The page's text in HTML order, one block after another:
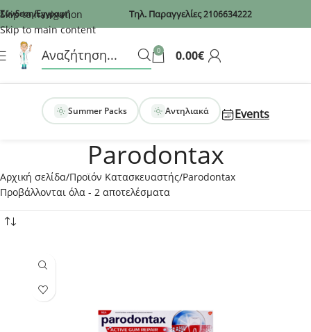
Recaptcha
Skip to navigation
Skip to main content
Σύνδεση/Εγγραφή Τηλ. Παραγγελίες2106634222
0 0.00€
Summer Packs Αντηλιακά Events
Parodontax
Αρχική σελίδα Προϊόν Κατασκευαστής Parodontax
Προβάλλονται όλα - 2 αποτελέσματα